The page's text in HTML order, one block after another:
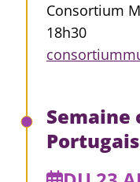
Consortium
18h30
Semaine